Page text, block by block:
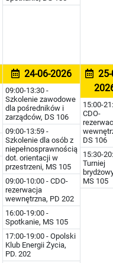
24-06-2026
09:00-13:30 -
Szkolenie zawodowe
dla pośredników i
zarządców, DS 106
09:00-13:59 -
Szkolenie dla osób z
niepełnosprawnością
dot. orientacji w
przestrzeni, MS 105
09:00-10:00 - CDO-
rezerwacja
wewnętrzna, PD 202
16:00-19:00 -
Spotkanie, MS 105
17:00-19:00 - Opolski
Klub Energii Życia,
PD. 202
15:00-
CDO-
DS 106
15:30-
Turniej
MS 105